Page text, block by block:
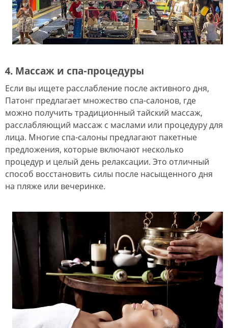
4. Массаж и спа-процедуры
Если вы ищете расслабление после активного дня,
Патонг предлагает множество спа-салонов, где
можно получить традиционный тайский массаж,
расслабляющий массаж с маслами или процедуру для
лица. Многие спа-салоны предлагают пакетные
предложения, которые включают несколько
процедур и целый день релаксации. Это отличный
способ восстановить силы после насыщенного дня
на пляже или вечеринке.